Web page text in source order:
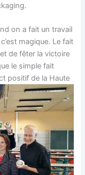
on a fait un travail
magique. Le fait
de fêter la victoire
le simple fait
positif de la Haute